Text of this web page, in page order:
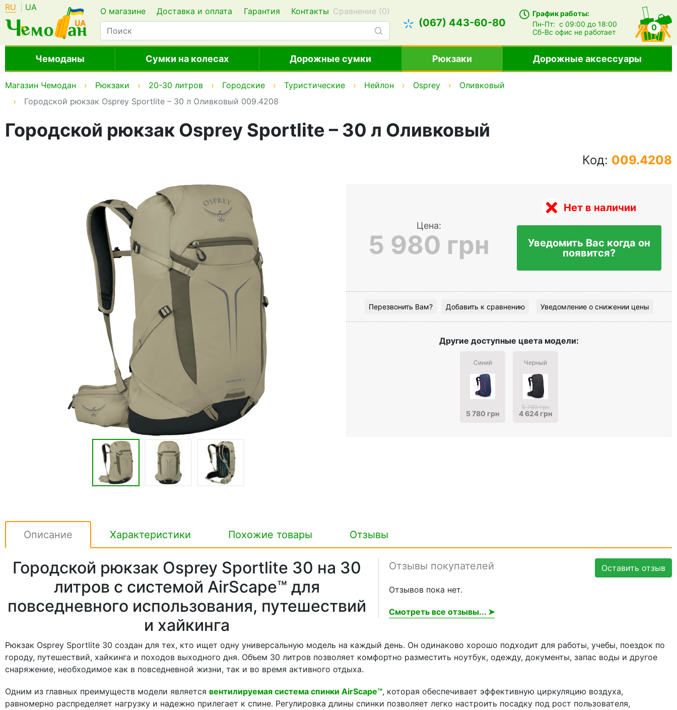
RU UA О магазине Доставка и оплата Гарантия Контакты Сравнение (0)
(067) 443-60-80
График работы:
Пн-Пт:с 09:00 до 18:00
Сб-Всофис не работает 0
Чемоданы Сумки на колесах Дорожные сумки Рюкзаки Дорожные аксессуары
Магазин Чемодан Рюкзаки 20-30 литров Городские Туристические Нейлон Osprey
Оливковый
Городской рюкзак Osprey Sportlite – 30 л Оливковый 009.4208
Городской рюкзак Osprey Sportlite – 30 л Оливковый
Код: 009.4208
Цена:
5 980 грн
Нет в наличии
Уведомить Вас когда он
появится?
Перезвонить Вам? Добавить к сравнению Уведомление о снижении цены
Другие доступные цвета модели:
Синий
5 780 грн
Черный
5 780 грн
4 624 грн
Описание Характеристики Похожие товары Отзывы
Оставить отзыв
Отзывы покупателей
Отзывов пока нет.
Смотреть все отзывы... ➤
Городской рюкзак Osprey Sportlite 30 на 30
литров с системой AirScape™ для
повседневного использования, путешествий
и хайкинга
Рюкзак Osprey Sportlite 30 создан для тех, кто ищет одну универсальную модель на каждый день. Он одинаково хорошо подходит для работы, учебы, поездок по
городу, путешествий, хайкинга и походов выходного дня. Объем 30 литров позволяет комфортно разместить ноутбук, одежду, документы, запас воды и другое
снаряжение, необходимое как в повседневной жизни, так и во время активного отдыха.
Одним из главных преимуществ модели является вентилируемая система спинки AirScape™, которая обеспечивает эффективную циркуляцию воздуха,
равномерно распределяет нагрузку и надежно прилегает к спине. Регулировка длины спинки позволяет легко настроить посадку под рост пользователя,